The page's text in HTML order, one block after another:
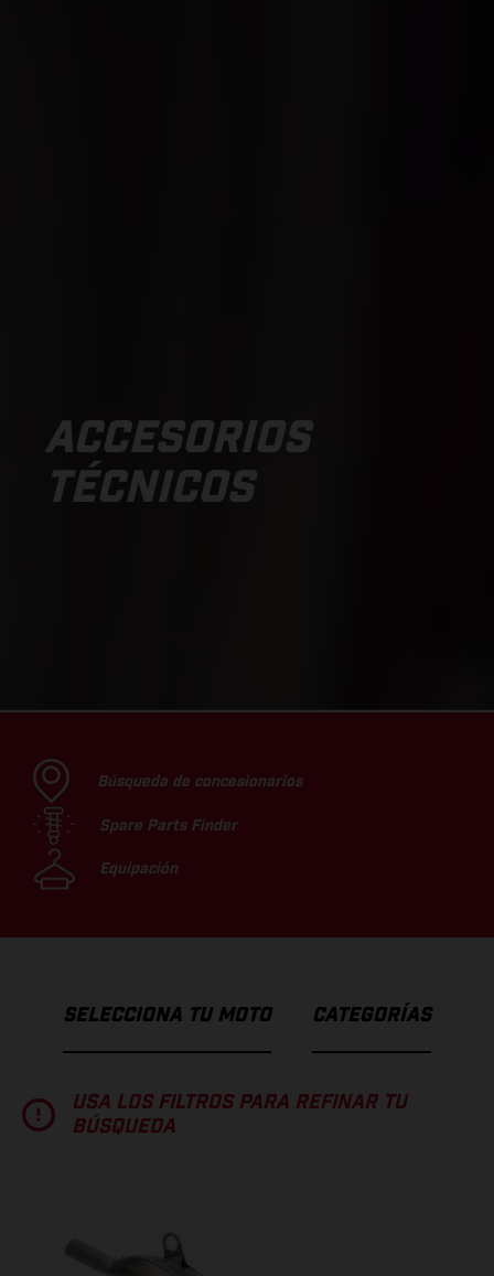
ACCESORIOS
TÉCNICOS
Búsqueda de concesionarios
Spare Parts Finder
Equipación
SELECCIONA TU MOTO CATEGORÍAS
USA LOS FILTROS PARA REFINAR TU
BÚSQUEDA